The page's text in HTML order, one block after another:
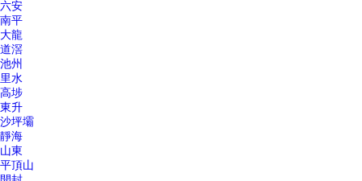
六安
南平
大龍
道滘
池州
里水
高埗
東升
沙坪壩
靜海
山東
平頂山